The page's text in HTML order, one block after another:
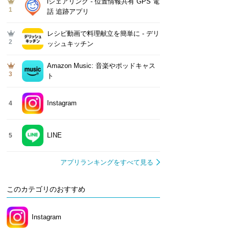
1
話 追跡アプリ
2
レシピ動画で料理献立を簡単‪に - デリ
ッシュキッチン
3
Amazon Music: 音楽やポッドキャス
ト
4 Instagram
5 LINE
アプリランキングをすべて見る
このカテゴリのおすすめ
Instagram